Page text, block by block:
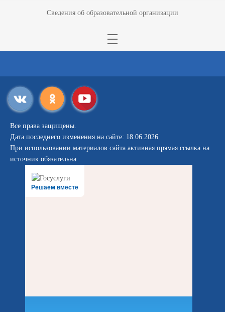
Сведения об образовательной организации
Все права защищены.
Дата последнего изменения на сайте: 18.06.2026
При использовании материалов сайта активная прямая ссылка на
источник обязательна
Решаем вместе